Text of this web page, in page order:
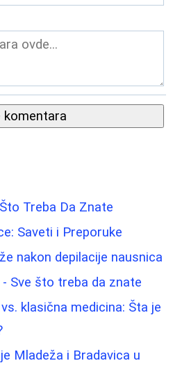
komentara
Treba Da Znate
Saveti i Preporuke
nakon depilacije nausnica
Sve što treba da znate
klasična medicina: Šta je
Mladeža i Bradavica u